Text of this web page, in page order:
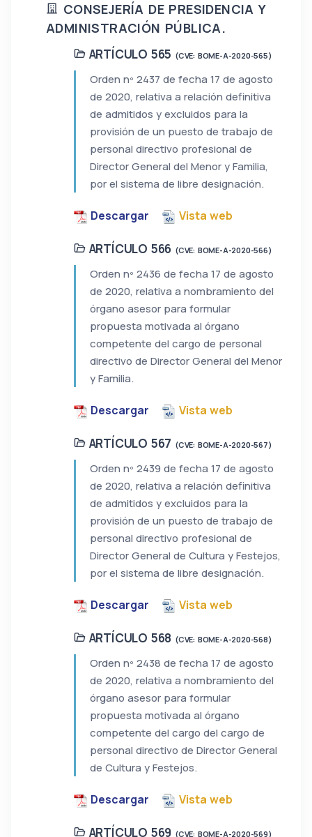
CONSEJERÍA DE PRESIDENCIA Y
ADMINISTRACIÓN PÚBLICA.
ARTÍCULO 565 (CVE: BOME-A-2020-565)
Orden nº 2437 de fecha 17 de agosto
de 2020, relativa a relación definitiva
de admitidos y excluidos para la
provisión de un puesto de trabajo de
personal directivo profesional de
Director General del Menor y Familia,
por el sistema de libre designación.
Descargar Vista web
ARTÍCULO 566 (CVE: BOME-A-2020-566)
Orden nº 2436 de fecha 17 de agosto
de 2020, relativa a nombramiento del
órgano asesor para formular
propuesta motivada al órgano
competente del cargo de personal
directivo de Director General del Menor
y Familia.
Descargar Vista web
ARTÍCULO 567 (CVE: BOME-A-2020-567)
Orden nº 2439 de fecha 17 de agosto
de 2020, relativa a relación definitiva
de admitidos y excluidos para la
provisión de un puesto de trabajo de
personal directivo profesional de
Director General de Cultura y Festejos,
por el sistema de libre designación.
Descargar Vista web
ARTÍCULO 568 (CVE: BOME-A-2020-568)
Orden nº 2438 de fecha 17 de agosto
de 2020, relativa a nombramiento del
órgano asesor para formular
propuesta motivada al órgano
competente del cargo del cargo de
personal directivo de Director General
de Cultura y Festejos.
Descargar Vista web
ARTÍCULO 569 (CVE: BOME-A-2020-569)